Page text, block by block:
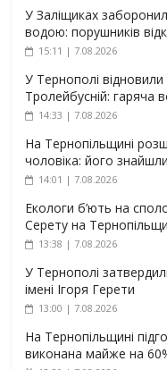
У Заліщиках
водою: порушників
15:11 | 7.08.2026
У Тернополі
Тролейбусній: гаряча
14:33 | 7.08.2026
На Тернопільщині
чоловіка: його
14:01 | 7.08.2026
Екологи б’ють на
Серету на
13:38 | 7.08.2026
У Тернополі
імені Ігоря Герети
13:00 | 7.08.2026
На Тернопільщині
виконана майже на